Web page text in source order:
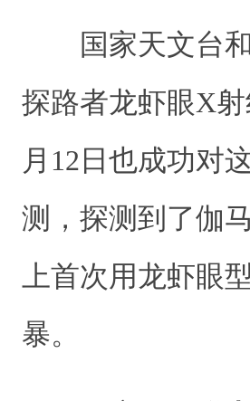
国家天文台和
探路者龙虾眼X
月12日也成功对
测，探测到了伽
上首次用龙虾眼
暴。